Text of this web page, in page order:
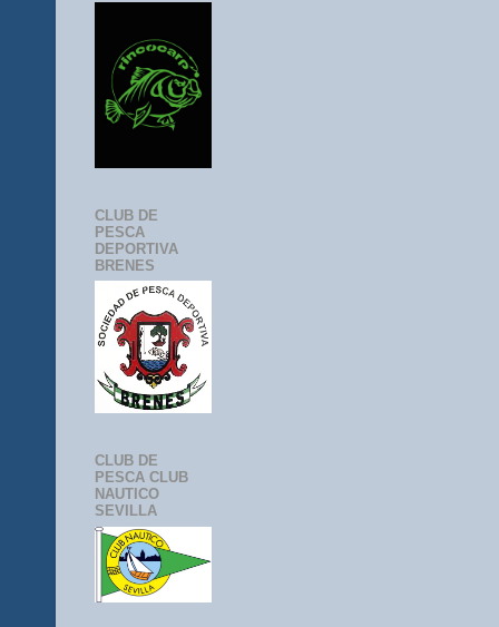
CLUB DE
PESCA
DEPORTIVA
BRENES
CLUB DE
PESCA CLUB
NAUTICO
SEVILLA